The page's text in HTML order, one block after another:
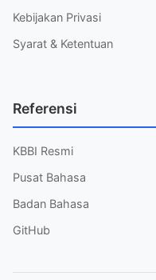
Kebijakan Privasi
Syarat & Ketentuan
Referensi
KBBI Resmi
Pusat Bahasa
Badan Bahasa
GitHub